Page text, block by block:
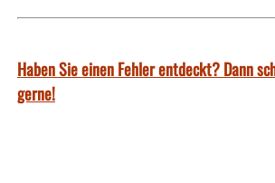
Haben Sie einen Fehler entdeckt? Dann
gerne!